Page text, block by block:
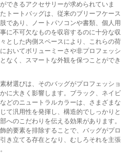
できるアクセサリーが求められていま
トートバッグは、従来のブリーフケース
であり、ノートパソコンや書類、個人用
に不可欠なものを収容するのに十分な収
とした内側スペースにより、これらの荷
おいてボリューミーさや非プロフェッシ
なく、スマートな外観を保つことができ
材選びは、そのバッグがプロフェッショ
に大きく影響します。ブラック、ネイビ
どのニュートラルカラーは、さまざまな
て汎用性を発揮し、構造的でしっかりと
へのこだわりを伝える効果があります。
的要素を排除することで、バッグがプロ
き立てる存在となり、むしろそれを主張